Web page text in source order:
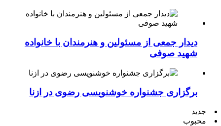
دیدار جمعی از مسئولین و هنرمندان با خانواده
شهید صوفی
برگزاری جشنواره خوشنویسی رضوی در ازنا
جدید
محبوب